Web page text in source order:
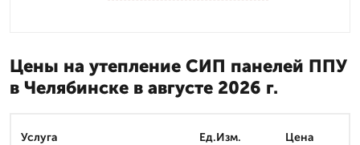
Цены на утепление СИП панелей ППУ
в Челябинске в августе 2026 г.
Услуга Ед.Изм. Цена